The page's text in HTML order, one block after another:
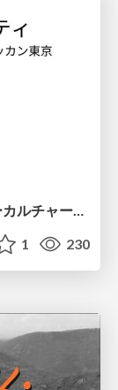
怖くないアクセシビリティ -カウンターカルチャーとしてのアッカン東京-
1 230